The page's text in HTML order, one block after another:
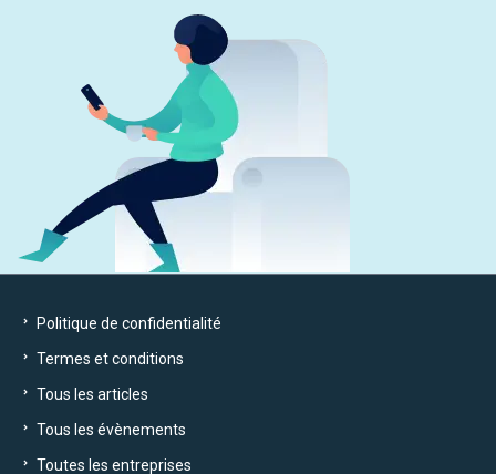
Politique de confidentialité
Termes et conditions
Tous les articles
Tous les évènements
Toutes les entreprises